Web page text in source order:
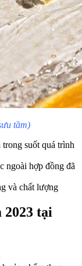
tầm)
suốt quá trình
ngoài hợp đồng đã
và chất lượng
2023 tại